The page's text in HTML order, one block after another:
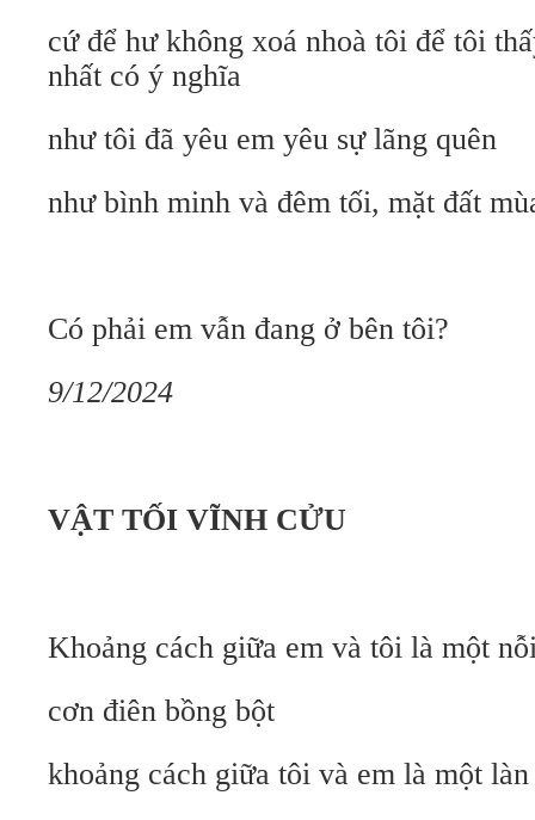
cứ để hư không xoá nhoà tôi để tôi
nhất có ý nghĩa
như tôi đã yêu em yêu sự lãng quên
như bình minh và đêm tối, mặt đất
Có phải em vẫn đang ở bên tôi?
9/12/2024
VẬT TỐI VĨNH CỬU
Khoảng cách giữa em và tôi là một
cơn điên bồng bột
khoảng cách giữa tôi và em là một làn